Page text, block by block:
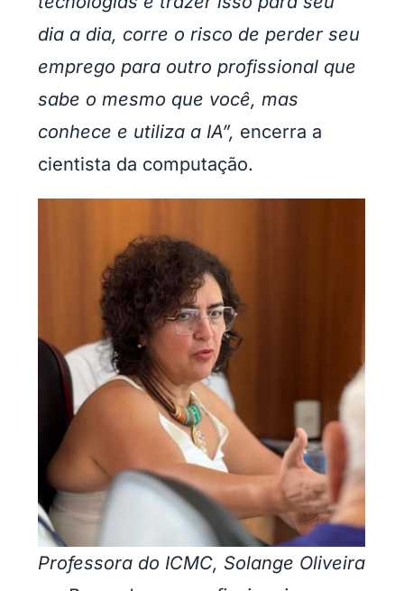
dia a dia, corre o risco de perder seu
emprego para outro profissional que
sabe o mesmo que você, mas
conhece e utiliza a IA”, encerra a
cientista da computação.
Professora do ICMC, Solange Oliveira